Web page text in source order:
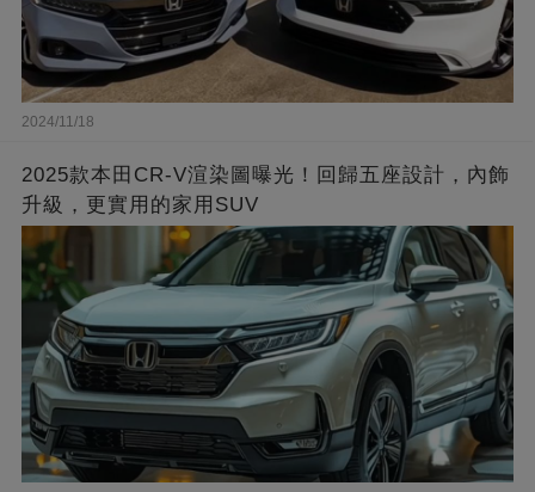
2024/11/18
2025款本田CR-V渲染圖曝光！回歸五座設計，內飾
升級，更實用的家用SUV